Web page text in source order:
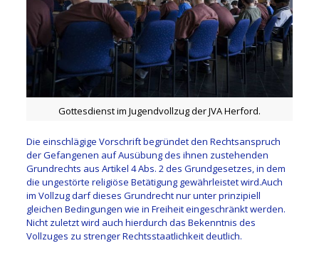
Gottesdienst im Jugendvollzug der JVA Herford.
Die einschlägige Vorschrift begründet den Rechtsanspruch
der Gefangenen auf Ausübung des ihnen zustehenden
Grundrechts aus Artikel 4 Abs. 2 des Grundgesetzes, in dem
die ungestörte religiöse Betätigung gewährleistet wird.Auch
im Vollzug darf dieses Grundrecht nur unter prinzipiell
gleichen Bedingungen wie in Freiheit eingeschränkt werden.
Nicht zuletzt wird auch hierdurch das Bekenntnis des
Vollzuges zu strenger Rechtsstaatlichkeit deutlich.